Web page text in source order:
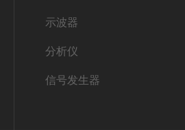
示波器
分析仪
信号发生器